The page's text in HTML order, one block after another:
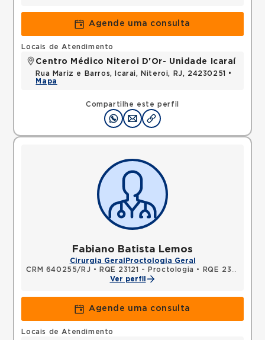
Agende uma consulta
Compartilhe este perfil
Locais de Atendimento
Centro Médico Niteroi D'Or- Unidade Icaraí
Rua Mariz e Barros, Icarai, Niteroi, RJ, 24230251 •
Mapa
Fabiano Batista Lemos
Cirurgia Geral Proctologia Geral
CRM 640255/RJ • RQE 23121 - Proctologia •
RQE 23122 - Cirurgia geral
Ver perfil
Agende uma consulta
Locais de Atendimento